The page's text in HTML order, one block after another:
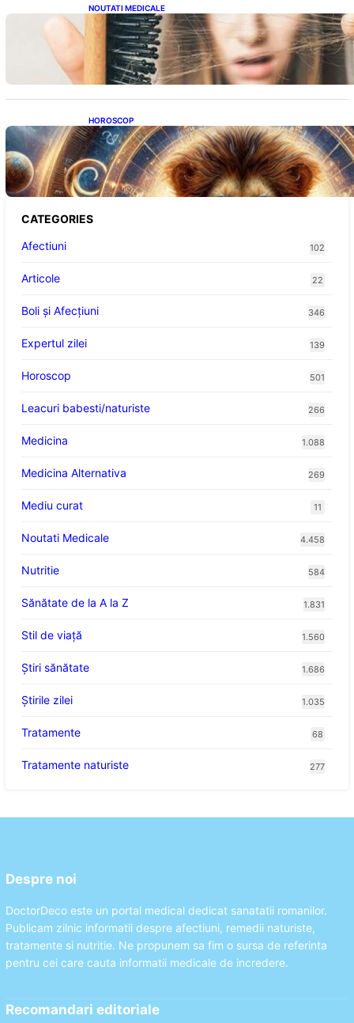
NOUTATI MEDICALE
Semnele unei deficiențe de proteine:
Impactul asupra sănătății tale
HOROSCOP
Portalul Leului 8/8: Oportunități de
Abundență pentru Cinci Zodii în 2026
CATEGORIES
Afectiuni
102
Articole 22
Boli și Afecțiuni 346
Expertul zilei 139
Horoscop 501
Leacuri babesti/naturiste 266
Medicina 1.088
Medicina Alternativa 269
Mediu curat 11
Noutati Medicale 4.458
Nutritie 584
Sănătate de la A la Z 1.831
Stil de viaţă 1.560
Ştiri sănătate 1.686
Știrile zilei 1.035
Tratamente 68
Tratamente naturiste 277
Despre noi
DoctorDeco este un portal medical dedicat sanatatii romanilor.
Publicam zilnic informatii despre afectiuni, remedii naturiste,
tratamente si nutritie. Ne propunem sa fim o sursa de referinta
pentru cei care cauta informatii medicale de incredere.
Recomandari editoriale